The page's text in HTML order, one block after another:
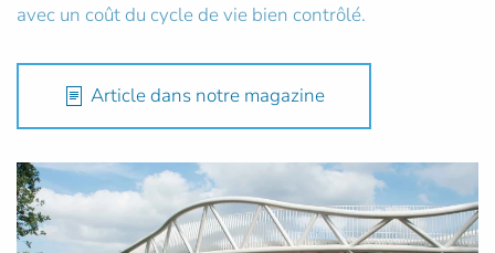
avec un coût du cycle de vie bien contrôlé.
Article dans notre magazine